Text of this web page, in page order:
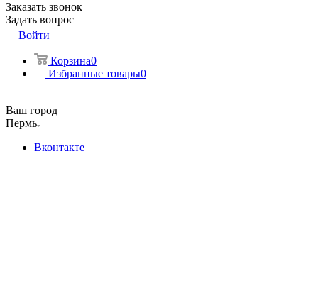
Заказать звонок
Задать вопрос
Войти
Корзина0
Избранные товары0
Ваш город
Пермь
Вконтакте